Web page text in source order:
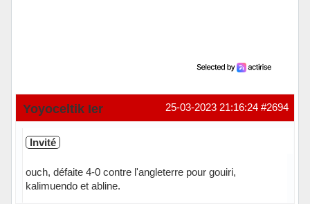
#2694
25-03-2023 21:16:24
Yoyoceltik Ier
Invité
ouch, défaite 4-0 contre l'angleterre pour gouiri,
kalimuendo et abline.